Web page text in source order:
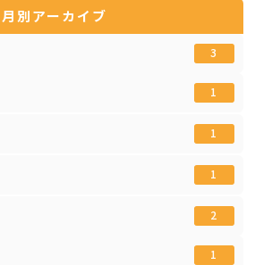
月別アーカイブ
3
1
1
1
2
1